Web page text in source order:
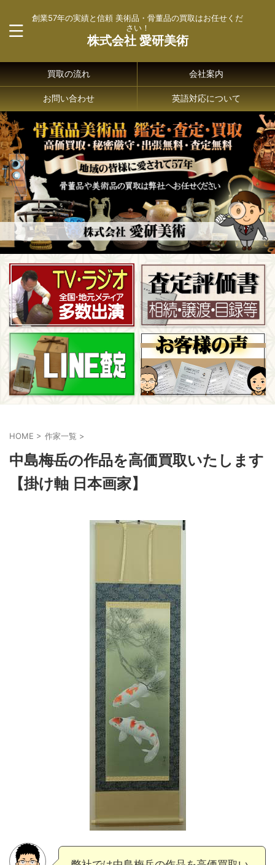
創業57年の実績と信頼 美術品・骨董品の買取はお任せくだ
さい！
株式会社 愛研美術
買取の流れ 会社案内
お問い合わせ 英語対応について
HOME > 作家一覧 >
中島梅岳の作品を高価買取いたします
【掛け軸 日本画家】